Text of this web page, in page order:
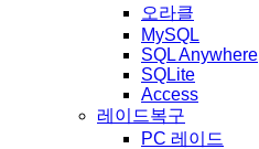
오라클
MySQL
SQL Anywhere
SQLite
Access
레이드복구
PC 레이드